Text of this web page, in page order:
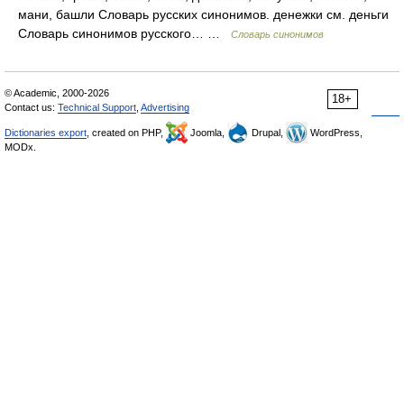
мани, башли Словарь русских синонимов. денежки см. деньги
Словарь синонимов русского… …
Словарь синонимов
18+
© Academic, 2000-2026
Contact us: Technical Support Advertising
Dictionaries export , created on PHP, Joomla, Drupal,
WordPress,
MODx.